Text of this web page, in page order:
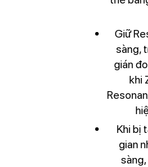
Giữ
sàng,
gián
khi
Khi bị
gian